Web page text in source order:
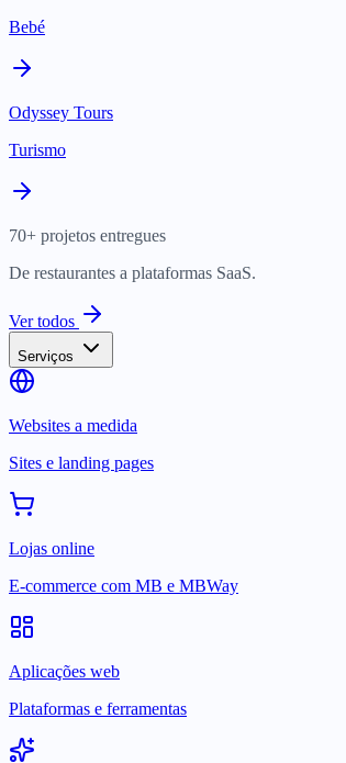
Bebé
Odyssey Tours
Turismo
70+ projetos entregues
De restaurantes a plataformas SaaS.
Ver todos
Serviços
Websites a medida
Sites e landing pages
Lojas online
E-commerce com MB e MBWay
Aplicações web
Plataformas e ferramentas